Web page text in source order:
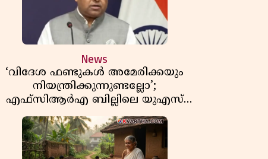
News
‘വിദേശ ഫണ്ടുകൾ അമേരിക്കയും
നിയന്ത്രിക്കുന്നുണ്ടല്ലോ’;
എഫ്സിആർഎ ബില്ലിലെ യുഎസ്
മറുപടിയുമായി ഇന്ത്യ